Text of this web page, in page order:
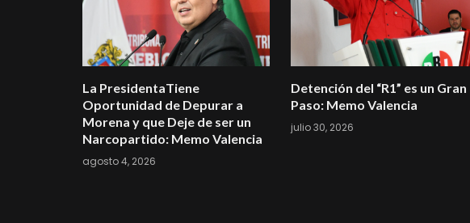
La PresidentaTiene
Oportunidad de Depurar a
Morena y que Deje de ser un
Narcopartido: Memo Valencia
agosto 4, 2026
Detención del “R1” es un Gran
Paso: Memo Valencia
julio 30, 2026